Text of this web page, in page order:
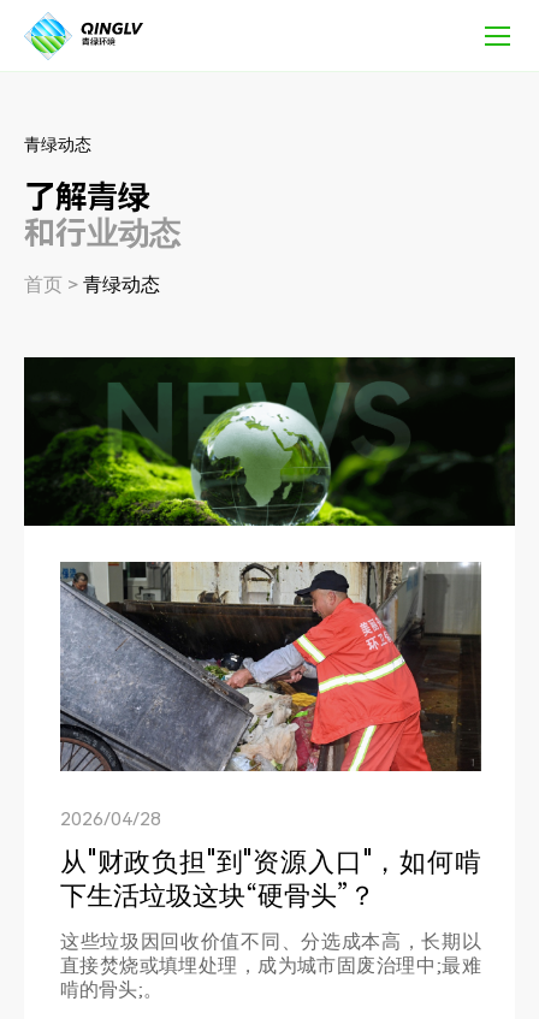
活
青绿动态
了解青绿
和行业动态
首页 > 青绿动态
2026/08/04
出货海外！青绿方案定义东南亚固
随着全球循环经济发展加速以及绿色供应链建设
持续推进，海外市场对固废资源化处理能力提出
四千海拔绿色工程｜青绿环境一站
式固废分选整套方案进入投产倒计
2026/04/28
从"财政负担"到"资源入口"，如何啃
下生活垃圾这块“硬骨头”？
这些垃圾因回收价值不同、分选成本高，长期以
直接焚烧或填埋处理，成为城市固废治理中;最难
啃的骨头;。